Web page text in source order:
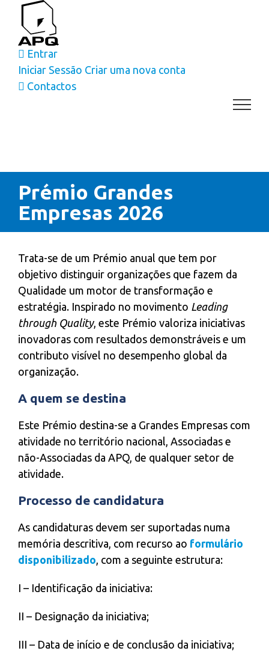
content
Entrar
Iniciar Sessão Criar uma nova conta
Contactos
Prémio Grandes
Empresas 2026
Trata-se de um Prémio anual que tem por
objetivo distinguir organizações que fazem da
Qualidade um motor de transformação e
estratégia. Inspirado no movimento Leading
through Quality, este Prémio valoriza iniciativas
inovadoras com resultados demonstráveis e um
contributo visível no desempenho global da
organização.
A quem se destina
Este Prémio destina-se a Grandes Empresas com
atividade no território nacional, Associadas e
não-Associadas da APQ, de qualquer setor de
atividade.
Processo de candidatura
As candidaturas devem ser suportadas numa
memória descritiva, com recurso ao formulário
disponibilizado, com a seguinte estrutura:
I – Identificação da iniciativa:
II – Designação da iniciativa;
III – Data de início e de conclusão da iniciativa;